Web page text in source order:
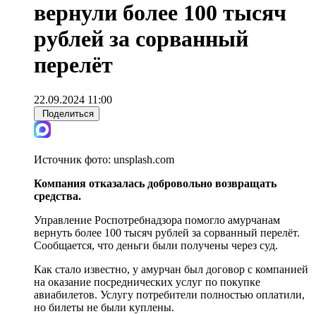
вернули более 100 тысяч
рублей за сорванный
перелёт
22.09.2024 11:00
Поделиться
Источник фото: unsplash.com
Компания отказалась добровольно возвращать
средства.
Управление Роспотребнадзора помогло амурчанам
вернуть более 100 тысяч рублей за сорванный перелёт.
Сообщается, что деньги были получены через суд.
Как стало известно, у амурчан был договор с компанией
на оказание посреднических услуг по покупке
авиабилетов. Услугу потребители полностью оплатили,
но билеты не были куплены.